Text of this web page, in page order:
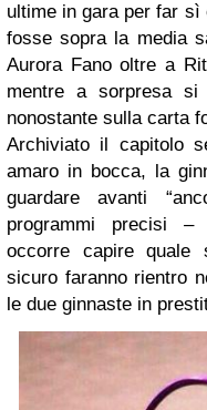
ultime in gara per far sì
fosse sopra la media
Aurora Fano oltre a
mentre a sorpresa si
nonostante sulla carta
Archiviato il capitolo
amaro in bocca, la
guardare avanti
programmi precisi –
occorre capire quale
sicuro faranno rientro
le due ginnaste in